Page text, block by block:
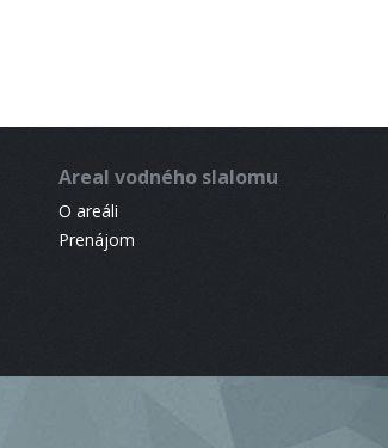
Areal vodného slalomu
O areáli
Prenájom